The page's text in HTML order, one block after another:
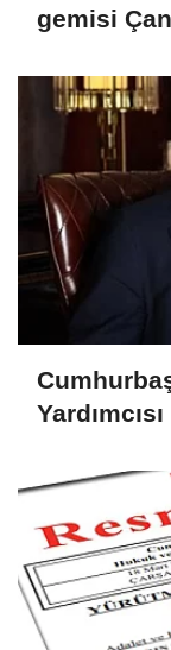
gemisi